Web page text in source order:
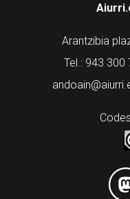
Arantzibia
Tel.: 943 300